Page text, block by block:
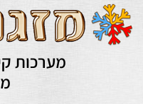
מערכות